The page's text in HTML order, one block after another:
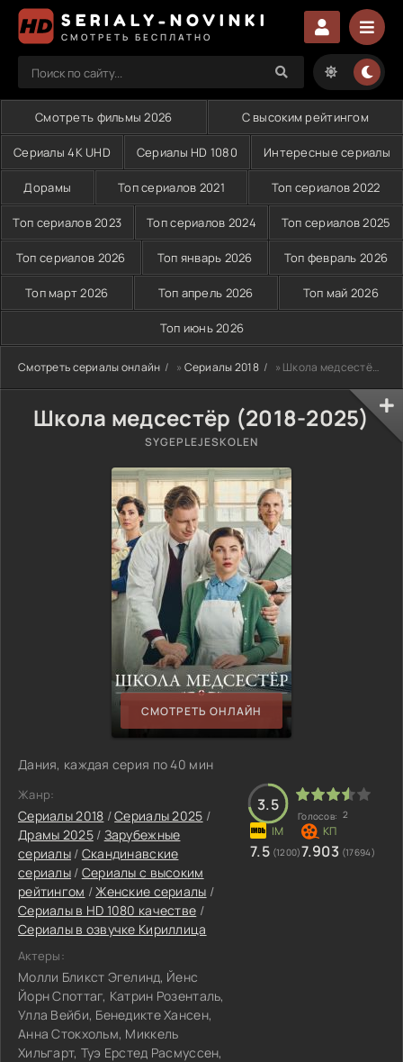
SERIALY-NOVINKI
СМОТРЕТЬ БЕСПЛАТНО
Смотреть фильмы 2026 С высоким рейтингом
Сериалы 4K UHD Сериалы HD 1080 Интересные сериалы
Дорамы Топ сериалов 2021 Топ сериалов 2022
Топ сериалов 2023 Топ сериалов 2024 Топ сериалов 2025
Топ сериалов 2026 Топ январь 2026 Топ февраль 2026
Топ март 2026 Топ апрель 2026 Топ май 2026
Топ июнь 2026
Смотреть сериалы онлайн » Сериалы 2018 » Школа медсестёр (2018-2025)
Школа медсестёр (2018-2025)
SYGEPLEJESKOLEN
СМОТРЕТЬ ОНЛАЙН
Дания, каждая серия по 40 мин
Жанр:
Сериалы 2018 /Сериалы 2025 /
Драмы 2025/ Зарубежные
сериалы/ Скандинавские
сериалы/ Сериалы с высоким
рейтингом /Женские сериалы /
Сериалы в HD 1080 качестве /
Сериалы в озвучке Кириллица
Актеры:
Молли Бликст Эгелинд, Йенс
Йорн Споттаг, Катрин Розенталь,
Улла Вейби, Бенедикте Хансен,
Анна Стокхольм, Миккель
Хильгарт, Туэ Ерстед Расмуссен,
3.5
Голосов: 2
7.5 (1200)7.903 (17694)